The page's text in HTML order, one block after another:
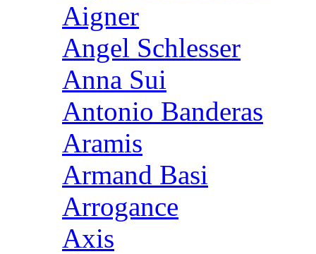
Aigner
Angel Schlesser
Anna Sui
Antonio Banderas
Aramis
Armand Basi
Arrogance
Axis